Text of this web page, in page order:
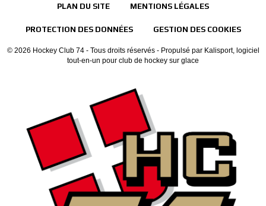
PLAN DU SITE MENTIONS LÉGALES
PROTECTION DES DONNÉES GESTION DES COOKIES
© 2026 Hockey Club 74 - Tous droits réservés - Propulsé par Kalisport, logiciel
tout-en-un pour club de hockey sur glace